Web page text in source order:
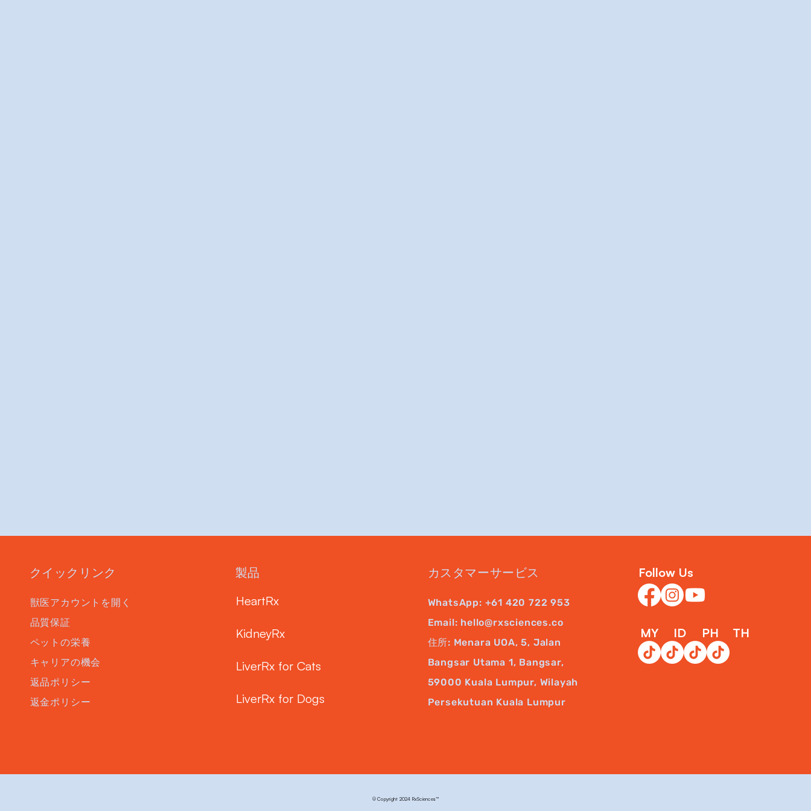
クイックリンク
獣医アカウントを開く
品質保証
ペットの栄養
キャリアの機会
返品ポリシー
返金ポリシー
製品
HeartRx
KidneyRx
LiverRx for Cats
LiverRx for Dogs
カスタマーサービス
WhatsApp: +61 420 722 953
Email: hello@rxsciences.co
住所: Menara UOA, 5, Jalan
Bangsar Utama 1, Bangsar,
59000 Kuala Lumpur, Wilayah
Persekutuan Kuala Lumpur
Follow Us
MY ID PH TH
© Copyright 2024 RxSciences™